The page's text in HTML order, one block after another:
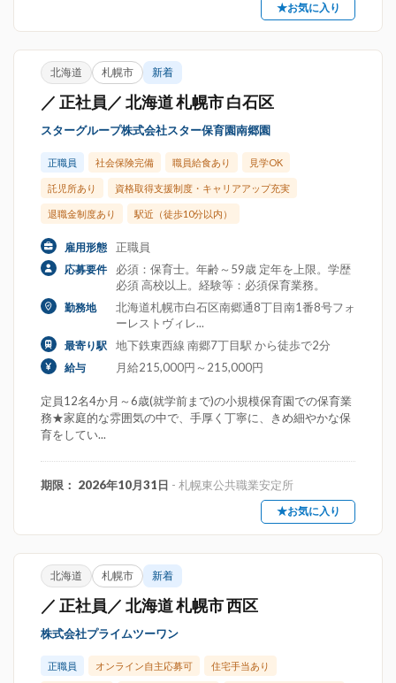
★お気に入り
北海道 札幌市 新着
／ 正社員／ 北海道 札幌市 白石区
スターグループ株式会社スター保育園南郷園
正職員 社会保険完備 職員給食あり 見学OK
託児所あり 資格取得支援制度・キャリアアップ充実
退職金制度あり 駅近（徒歩10分以内）
雇用形態 正職員
応募要件
必須：保育士。年齢～59歳 定年を上限。学歴
必須 高校以上。経験等：必須保育業務。
勤務地
北海道札幌市白石区南郷通8丁目南1番8号フォ
ーレストヴィレ...
最寄り駅 地下鉄東西線 南郷7丁目駅 から徒歩で2分
給与 月給215,000円～215,000円
定員12名4か月～6歳(就学前まで)の小規模保育園での保育業
務★家庭的な雰囲気の中で、手厚く丁寧に、きめ細やかな保
育をしてい...
期限： 2026年10月31日 - 札幌東公共職業安定所
★お気に入り
北海道 札幌市 新着
／ 正社員／ 北海道 札幌市 西区
株式会社プライムツーワン
正職員 オンライン自主応募可 住宅手当あり